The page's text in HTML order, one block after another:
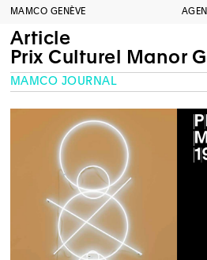
MAMCO GENÈVE
Article
Prix Culturel Manor
MAMCO JOURNAL